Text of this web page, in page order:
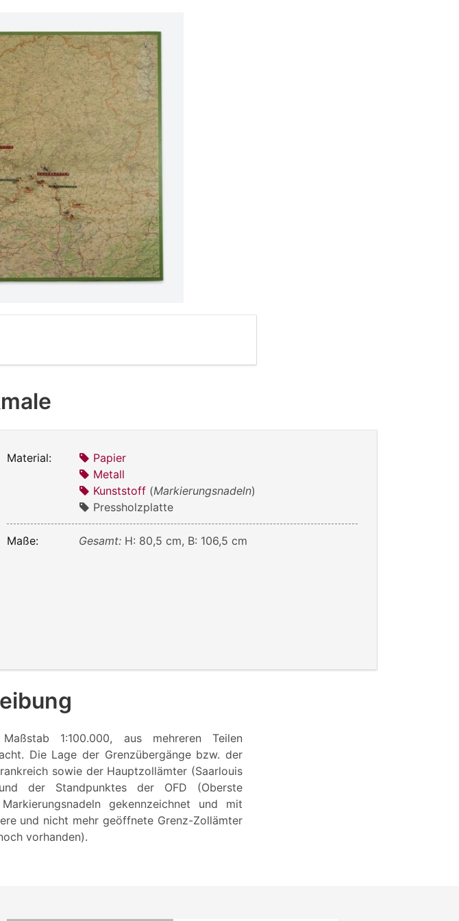
Material:
Papier
Metall
Kunststoff (Markierungsnadeln)
Pressholzplatte
Maße: Gesamt: H: 80,5 cm, B: 106,5 cm
1:100.000, aus mehreren Teilen
Die Lage der Grenzübergänge bzw. der
sowie der Hauptzollämter (Saarlouis
der Standpunktes der OFD (Oberste
gekennzeichnet und mit
und nicht mehr geöffnete Grenz-Zollämter
vorhanden).